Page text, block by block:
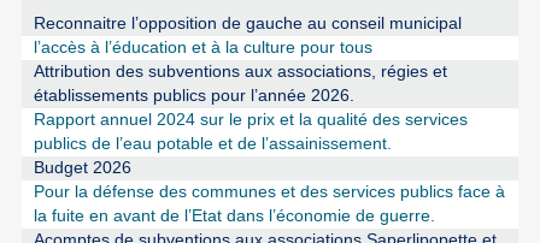
Reconnaitre l’opposition de gauche au conseil municipal
l’accès à l’éducation et à la culture pour tous
Attribution des subventions aux associations, régies et
établissements publics pour l’année 2026.
Rapport annuel 2024 sur le prix et la qualité des services
publics de l’eau potable et de l’assainissement.
Budget 2026
Pour la défense des communes et des services publics face à
la fuite en avant de l’Etat dans l’économie de guerre.